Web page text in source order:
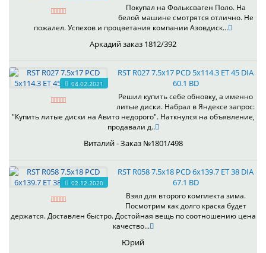
Покупал на Фольксваген Поло. На
белой машине смотрятся отлично. Не
пожалел. Успехов и процветания компании Азовдиск...
Аркадий заказ 1812/392
04.02.2021
RST R027 7.5x17 PCD 5x114.3 ET 45 DIA
60.1 BD
Решил купить себе обновку, а именно
литые диски. Набрал в Яндексе запрос:
"Купить литые диски на Авито недорого". Наткнулся на объявление,
продавали д..
Виталий - Заказ №1801/498
02.12.2020
RST R058 7.5x18 PCD 6x139.7 ET 38 DIA
67.1 BD
Взял для второго комплекта зима.
Посмотрим как долго краска будет
держатся. Доставлен быстро. Достойная вещь по соотношению цена
качество...
Юрий